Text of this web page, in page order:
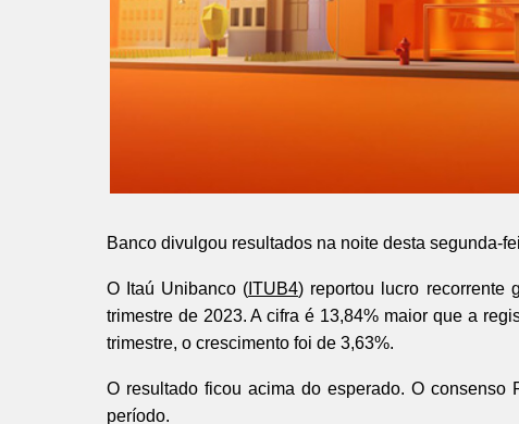
Banco divulgou resultados na noite desta segunda-
O Itaú Unibanco ( ITUB4) reportou lucro recorrente
trimestre de 2023. A cifra é 13,84% maior que a
trimestre, o crescimento foi de 3,63%.
O resultado ficou acima do esperado. O
período.